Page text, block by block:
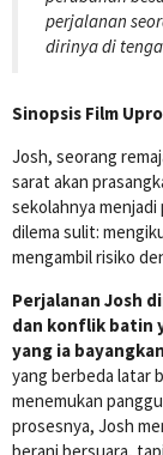
perjalanan
dirinya di
Sinopsis Film
Josh, seorang
sarat akan
sekolahnya
dilema sulit:
mengambil risiko
Perjalanan Josh
dan konflik batin
yang ia
yang berbeda latar
menemukan
prosesnya, Josh